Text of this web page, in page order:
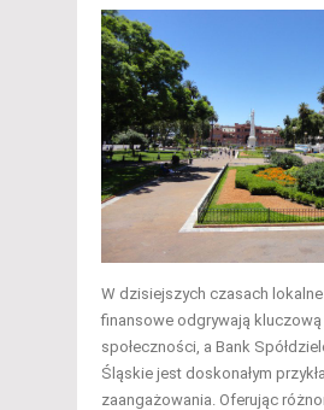
W dzisiejszych czasach
finansowe odgrywają kluczową
społeczności, a Bank
Śląskie jest doskonałym
zaangażowania. Oferując